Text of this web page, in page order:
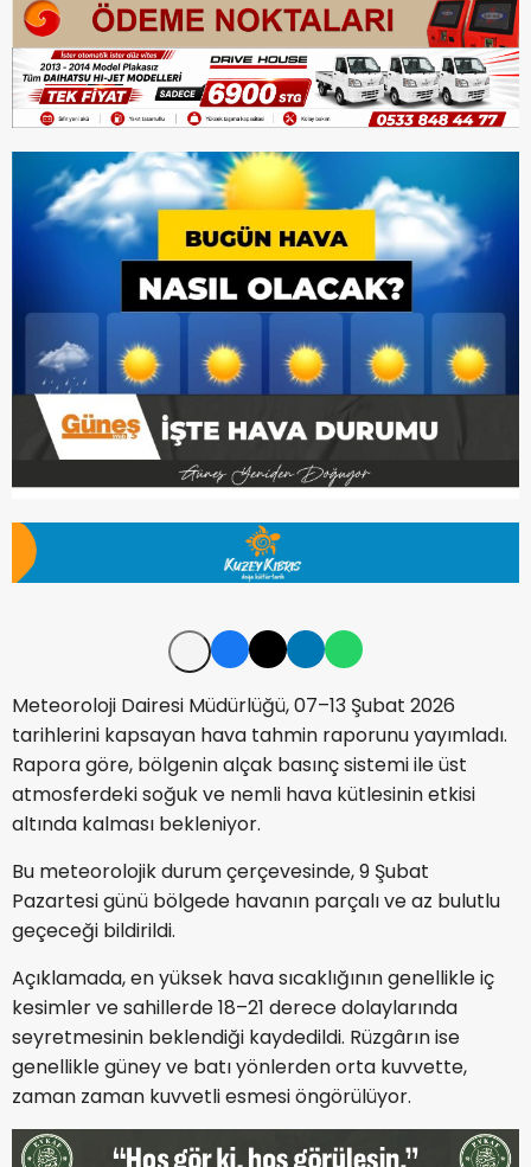
Meteoroloji Dairesi Müdürlüğü, 07–13 Şubat 2026
tarihlerini kapsayan hava tahmin raporunu yayımladı.
Rapora göre, bölgenin alçak basınç sistemi ile üst
atmosferdeki soğuk ve nemli hava kütlesinin etkisi
altında kalması bekleniyor.
Bu meteorolojik durum çerçevesinde, 9 Şubat
Pazartesi günü bölgede havanın parçalı ve az bulutlu
geçeceği bildirildi.
Açıklamada, en yüksek hava sıcaklığının genellikle iç
kesimler ve sahillerde 18–21 derece dolaylarında
seyretmesinin beklendiği kaydedildi. Rüzgârın ise
genellikle güney ve batı yönlerden orta kuvvette,
zaman zaman kuvvetli esmesi öngörülüyor.